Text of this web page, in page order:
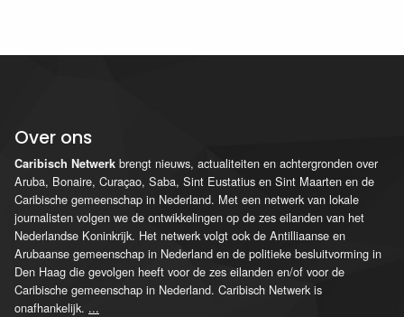
Over ons
Caribisch Netwerk brengt nieuws, actualiteiten en achtergronden over
Aruba, Bonaire, Curaçao, Saba, Sint Eustatius en Sint Maarten en de
Caribische gemeenschap in Nederland. Met een netwerk van lokale
journalisten volgen we de ontwikkelingen op de zes eilanden van het
Nederlandse Koninkrijk. Het netwerk volgt ook de Antilliaanse en
Arubaanse gemeenschap in Nederland en de politieke besluitvorming in
Den Haag die gevolgen heeft voor de zes eilanden en/of voor de
Caribische gemeenschap in Nederland. Caribisch Netwerk is
onafhankelijk. ...